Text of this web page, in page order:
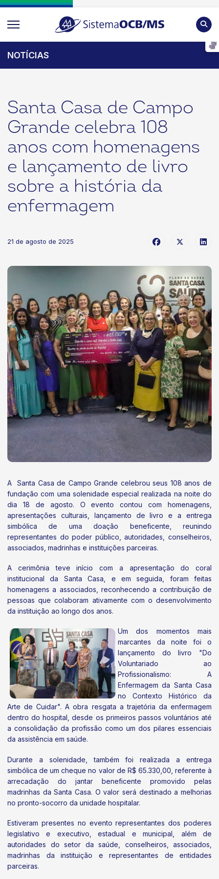
NOTÍCIAS
Santa Casa de Campo
Grande celebra 108
anos com homenagens
e lançamento de livro
sobre a história da
enfermagem
21 de agosto de 2025
A Santa Casa de Campo Grande celebrou seus 108 anos de
fundação com uma solenidade especial realizada na noite do
dia 18 de agosto. O evento contou com homenagens,
apresentações culturais, lançamento de livro e a entrega
simbólica de uma doação beneficente, reunindo
representantes do poder público, autoridades, conselheiros,
associados, madrinhas e instituições parceiras.
A cerimônia teve início com a apresentação do coral
institucional da Santa Casa, e em seguida, foram feitas
homenagens a associados, reconhecendo a contribuição de
pessoas que colaboram ativamente com o desenvolvimento
da instituição ao longo dos anos.
Um dos momentos mais
marcantes da noite foi o
lançamento do livro "Do
Voluntariado ao
Profissionalismo: A
Enfermagem da Santa Casa
no Contexto Histórico da
Arte de Cuidar". A obra resgata a trajetória da enfermagem
dentro do hospital, desde os primeiros passos voluntários até
a consolidação da profissão como um dos pilares essenciais
da assistência em saúde.
Durante a solenidade, também foi realizada a entrega
simbólica de um cheque no valor de R$ 65.330,00, referente à
arrecadação do jantar beneficente promovido pelas
madrinhas da Santa Casa. O valor será destinado a melhorias
no pronto-socorro da unidade hospitalar.
Estiveram presentes no evento representantes dos poderes
legislativo e executivo, estadual e municipal, além de
autoridades do setor da saúde, conselheiros, associados,
madrinhas da instituição e representantes de entidades
parceiras.